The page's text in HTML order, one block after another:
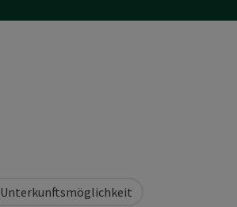
Unterkunftsmöglichkeit